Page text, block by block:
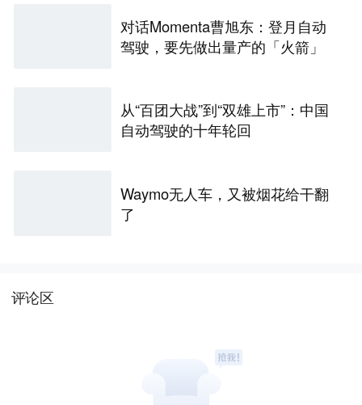
对话Momenta曹旭东：登月自动
驾驶，要先做出量产的「火箭」
从“百团大战”到“双雄上市”：中国
自动驾驶的十年轮回
Waymo无人车，又被烟花给干翻
了
评论区